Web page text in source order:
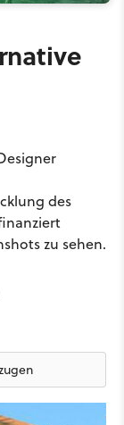
des
zu sehen.